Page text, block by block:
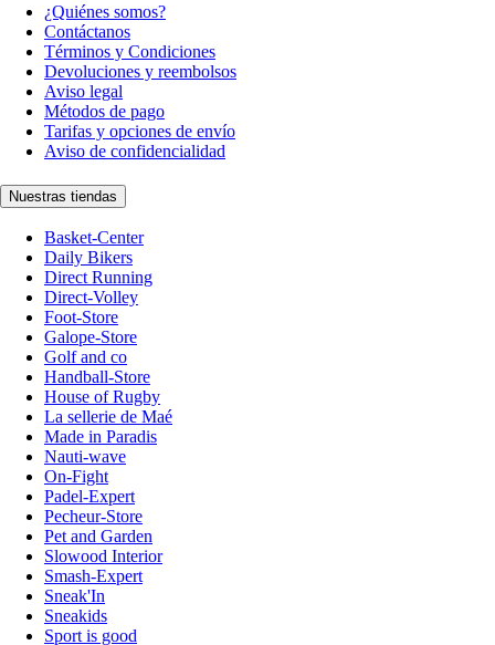
¿Quiénes somos?
Contáctanos
Términos y Condiciones
Devoluciones y reembolsos
Aviso legal
Métodos de pago
Tarifas y opciones de envío
Aviso de confidencialidad
Nuestras tiendas
Basket-Center
Daily Bikers
Direct Running
Direct-Volley
Foot-Store
Galope-Store
Golf and co
Handball-Store
House of Rugby
La sellerie de Maé
Made in Paradis
Nauti-wave
On-Fight
Padel-Expert
Pecheur-Store
Pet and Garden
Slowood Interior
Smash-Expert
Sneak'In
Sneakids
Sport is good